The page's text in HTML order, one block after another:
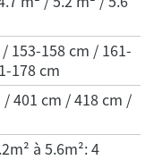
153-158 cm / 161-
178 cm
401 cm / 418 cm /
à 5.6m²: 4